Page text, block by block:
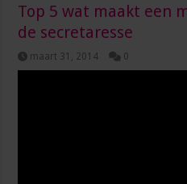
Top 5 wat maakt een
de secretaresse
maart 31, 2014 0